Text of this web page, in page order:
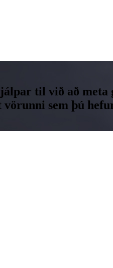
til við að
sem þú